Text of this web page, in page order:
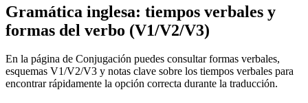
Gramática inglesa: tiempos verbales y
formas del verbo (V1/V2/V3)
En la página de Conjugación puedes consultar formas verbales,
esquemas V1/V2/V3 y notas clave sobre los tiempos verbales para
encontrar rápidamente la opción correcta durante la traducción.